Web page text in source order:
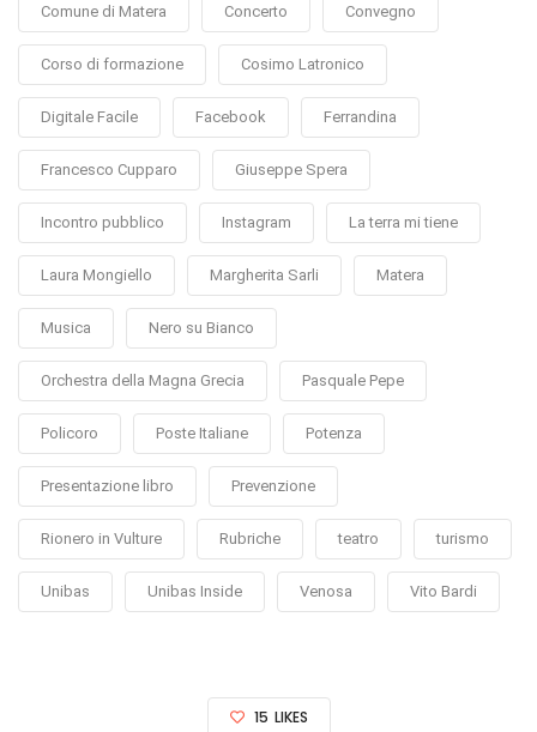
Comune di Matera Concerto Convegno
Corso di formazione Cosimo Latronico
Digitale Facile Facebook Ferrandina
Francesco Cupparo Giuseppe Spera
Incontro pubblico Instagram La terra mi tiene
Laura Mongiello Margherita Sarli Matera
Musica Nero su Bianco
Orchestra della Magna Grecia Pasquale Pepe
Policoro Poste Italiane Potenza
Presentazione libro Prevenzione
Rionero in Vulture Rubriche teatro turismo
Unibas Unibas Inside Venosa Vito Bardi
15 LIKES